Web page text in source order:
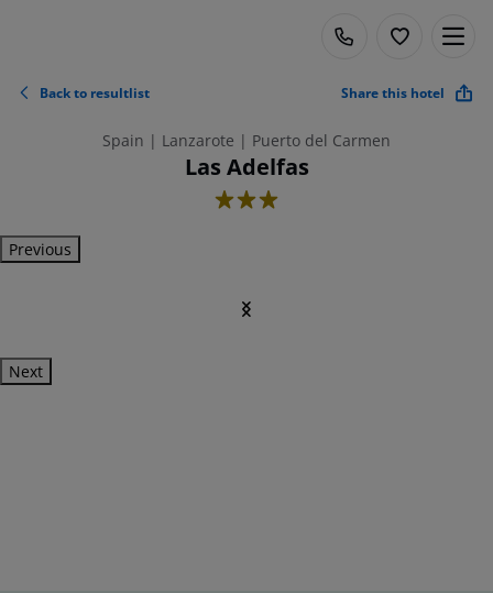
Back to resultlist Share this hotel
Spain | Lanzarote | Puerto del Carmen
Las Adelfas
3
Previous
Next